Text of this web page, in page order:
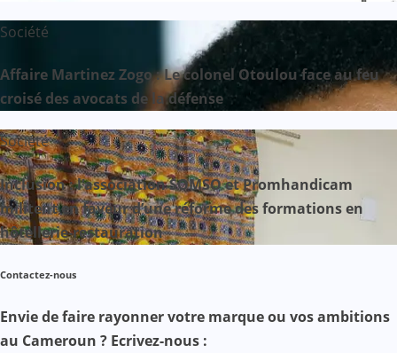
Société
Affaire Martinez Zogo : Le colonel Otoulou face au feu
croisé des avocats de la défense
Société
Inclusion : l’association SOMSO et Promhandicam
militent en faveur d’une réforme des formations en
hôtellerie-restauration
Contactez-nous
Envie de faire rayonner votre marque ou vos ambitions
au Cameroun ? Ecrivez-nous :